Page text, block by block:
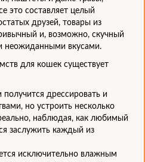
это составляет целый
друзей, товары из
и, возможно, скучный
неожиданными вкусами.
для кошек существует
дрессировать и
но устроить несколько
наблюдая, как любимый
заслужить каждый из
исключительно влажным